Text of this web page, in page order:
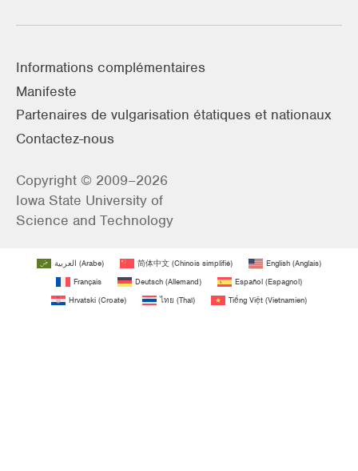
Informations complémentaires
Manifeste
Partenaires de vulgarisation étatiques et nationaux
Contactez-nous
Copyright © 2009–2026
Iowa State University of
Science and Technology
العربية (Arabe) 简体中文 (Chinois simplifié) English (Anglais)
Français
Deutsch (Allemand) Español (Espagnol)
Hrvatski (Croate) ไทย (Thaï) Tiếng Việt (Vietnamien)